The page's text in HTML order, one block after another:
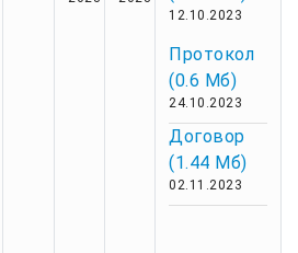
12.10.2023
Протокол
(0.6 Мб)
24.10.2023
Договор
(1.44 Мб)
02.11.2023